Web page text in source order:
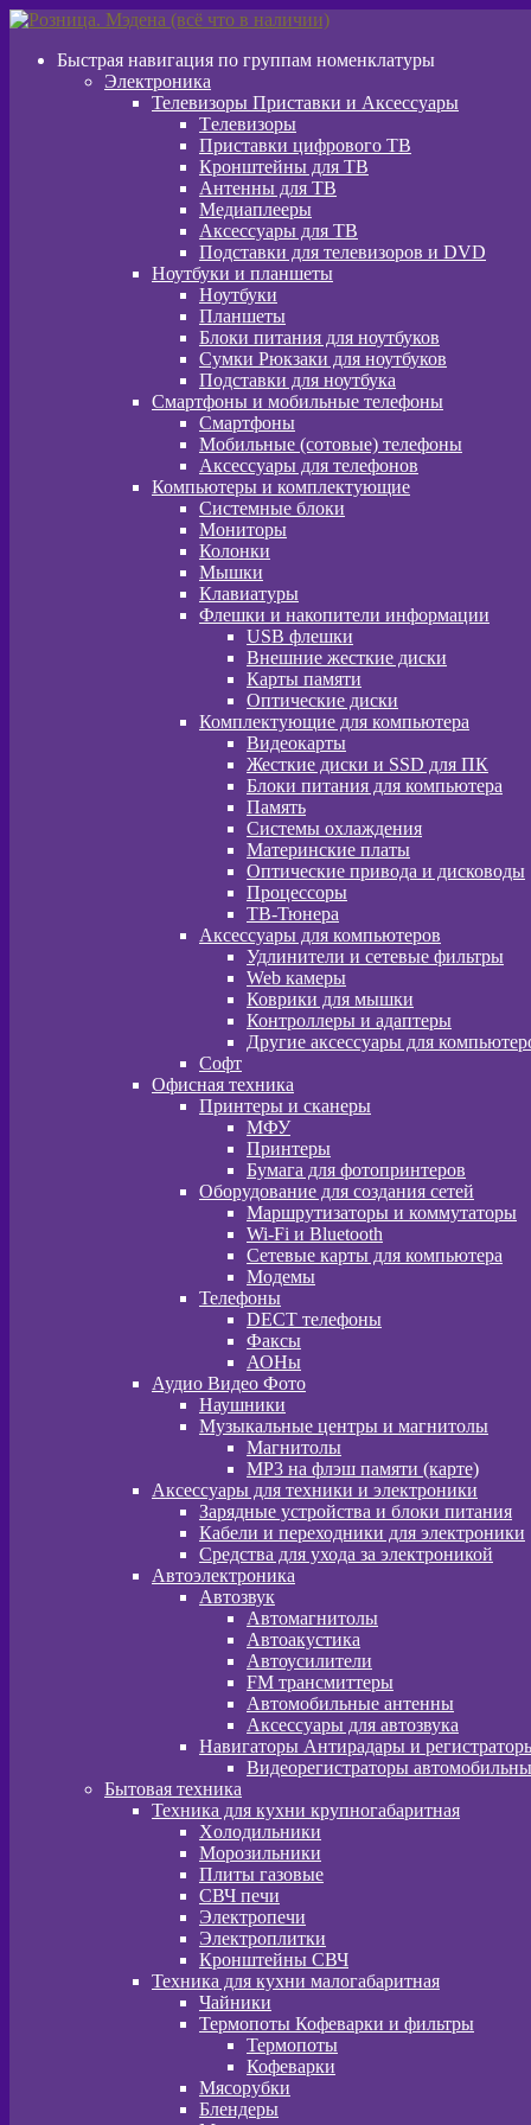
Перейти
навигации
Перейти
содержимому
Быстрая навигация по группам номенклатуры
Электроника
Телевизоры Приставки и Аксессуары
Tелевизоры
Приставки цифрового ТВ
Кронштейны для ТВ
Антенны для ТВ
Медиаплееры
Аксессуары для ТВ
Подставки для телевизоров и DVD
Ноутбуки и планшеты
Ноутбуки
Планшеты
Блоки питания для ноутбуков
Сумки Рюкзаки для ноутбуков
Подставки для ноутбука
Смартфоны и мобильные телефоны
Смартфоны
Мобильные (сотовые) телефоны
Аксессуары для телефонов
Компьютеры и комплектующие
Системные блоки
Мониторы
Колонки
Мышки
Клавиатуры
Флешки и накопители информации
USB флешки
Внешние жесткие диски
Карты памяти
Оптические диски
Комплектующие для компьютера
Видеокарты
Жесткие диски и SSD для ПК
Блоки питания для компьютера
Память
Системы охлаждения
Материнские платы
Оптические привода и дисководы
Процессоры
ТВ-Тюнера
Аксессуары для компьютеров
Удлинители и сетевые фильтры
Web камеры
Коврики для мышки
Контроллеры и адаптеры
Другие аксессуары для
Софт
Офисная техника
Принтеры и сканеры
МФУ
Принтеры
Бумага для фотопринтеров
Оборудование для создания сетей
Маршрутизаторы и коммутаторы
Wi-Fi и Bluetooth
Сетевые карты для компьютера
Модемы
Телефоны
DECT телефоны
Факсы
АОНы
Аудио Видео Фото
Наушники
Музыкальные центры и магнитолы
Магнитолы
MP3 на флэш памяти (карте)
Аксессуары для техники и электроники
Зарядные устройства и блоки питания
Кабели и переходники для электроники
Средства для ухода за электроникой
Автоэлектроника
Автозвук
Автомагнитолы
Автоакустика
Автоусилители
FM трансмиттеры
Автомобильные антенны
Аксессуары для автозвука
Навигаторы Антирадары и
Видеорегистраторы
Бытовая техника
Техника для кухни крупногабаритная
Xолодильники
Морозильники
Плиты газовые
СВЧ печи
Электропечи
Электроплитки
Кронштейны СВЧ
Техника для кухни малогабаритная
Чайники
Термопоты Кофеварки и фильтры
Термопоты
Кофеварки
Мясорубки
Блендеры